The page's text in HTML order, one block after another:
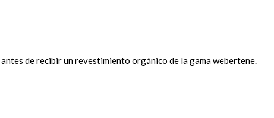
de recibir un revestimiento orgánico de la gama webertene.